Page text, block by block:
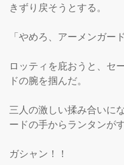
きずり戻そうとする。
「やめろ、アーメンガー
ロッティを庇おうと、セ
ドの腕を掴んだ。
三人の激しい揉み合いに
ードの手からランタンが
ガシャン！！